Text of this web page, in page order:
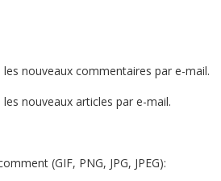
nouveaux commentaires par e-mail.
nouveaux articles par e-mail.
(GIF, PNG, JPG, JPEG):